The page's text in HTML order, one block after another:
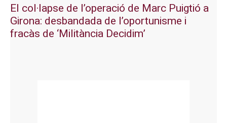
El col·lapse de l’operació de Marc Puigtió a
Girona: desbandada de l’oportunisme i
fracàs de ‘Militància Decidim’